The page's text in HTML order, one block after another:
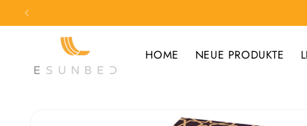
zum
Inhalt
HOME NEUE PRODUKTE